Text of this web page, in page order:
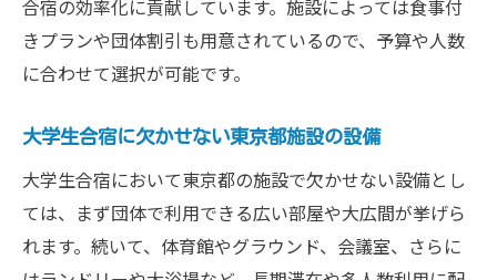
合宿の効率化に貢献しています。施設によっては食事付
きプランや団体割引も用意されているので、予算や人数
に合わせて選択が可能です。
大学生合宿に欠かせない東京都施設の設備
大学生合宿において東京都の施設で欠かせない設備とし
ては、まず団体で利用できる広い部屋や大広間が挙げら
れます。続いて、体育館やグラウンド、会議室、さらに